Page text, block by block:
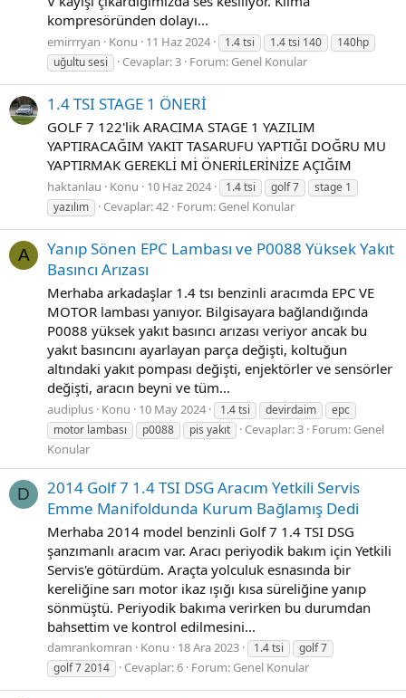
kompresöründen dolayı...
emirrryan Konu 11 Haz 2024 1.4 tsi 1.4 tsi 140
140hp
uğultu sesi
Cevaplar: 3 Forum: Genel Konular
1.4 TSI STAGE 1 ÖNERİ
GOLF 7 122'lik ARACIMA STAGE 1 YAZILIM
YAPTIRACAĞIM YAKIT TASARUFU YAPTIĞI DOĞRU MU
YAPTIRMAK GEREKLİ Mİ ÖNERİLERİNİZE AÇIĞIM
haktanlau Konu 10 Haz 2024 1.4 tsi golf 7
stage 1
yazılım
Cevaplar: 42 Forum: Genel Konular
A
Yanıp Sönen EPC Lambası ve P0088 Yüksek Yakıt
Basıncı Arızası
Merhaba arkadaşlar 1.4 tsı benzinli aracımda EPC VE
MOTOR lambası yanıyor. Bilgisayara bağlandığında
P0088 yüksek yakıt basıncı arızası veriyor ancak bu
yakıt basıncını ayarlayan parça değişti, koltuğun
altındaki yakıt pompası değişti, enjektörler ve sensörler
değişti, aracın beyni ve tüm...
audiplus Konu 10 May 2024 1.4 tsi devirdaim
epc
motor lambası
p0088 pis yakıt Cevaplar: 3 Forum: Genel
Konular
D
2014 Golf 7 1.4 TSI DSG Aracım Yetkili Servis
Emme Manifoldunda Kurum Bağlamış Dedi
Merhaba 2014 model benzinli Golf 7 1.4 TSI DSG
şanzımanlı aracım var. Aracı periyodik bakım için Yetkili
Servis'e götürdüm. Araçta yolculuk esnasında bir
kereliğine sarı motor ikaz ışığı kısa süreliğine yanıp
sönmüştü. Periyodik bakıma verirken bu durumdan
bahsettim ve kontrol edilmesini...
damrankomran Konu 18 Ara 2023 1.4 tsi
golf 7
golf 7 2014
Cevaplar: 6 Forum: Genel Konular